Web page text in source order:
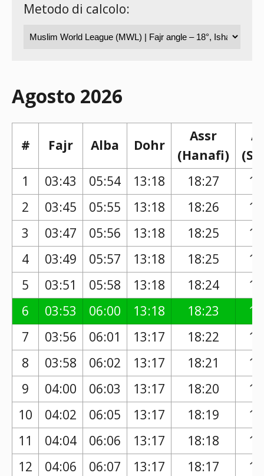
Metodo di calcolo:
Agosto 2026
# Fajr Alba Dohr
Assr
(Hanafi)
1
03:43 05:54 13:18 18:27
2
03:45 05:55 13:18 18:26
3
03:47 05:56 13:18 18:25
4
03:49 05:57 13:18 18:25
5
03:51 05:58 13:18 18:24
6
03:53 06:00 13:18 18:23
7
03:56 06:01 13:17 18:22
8
03:58 06:02 13:17 18:21
9
04:00 06:03 13:17 18:20
10
04:02 06:05 13:17 18:19
11
04:04 06:06 13:17 18:18
12
04:06 06:07 13:17 18:17